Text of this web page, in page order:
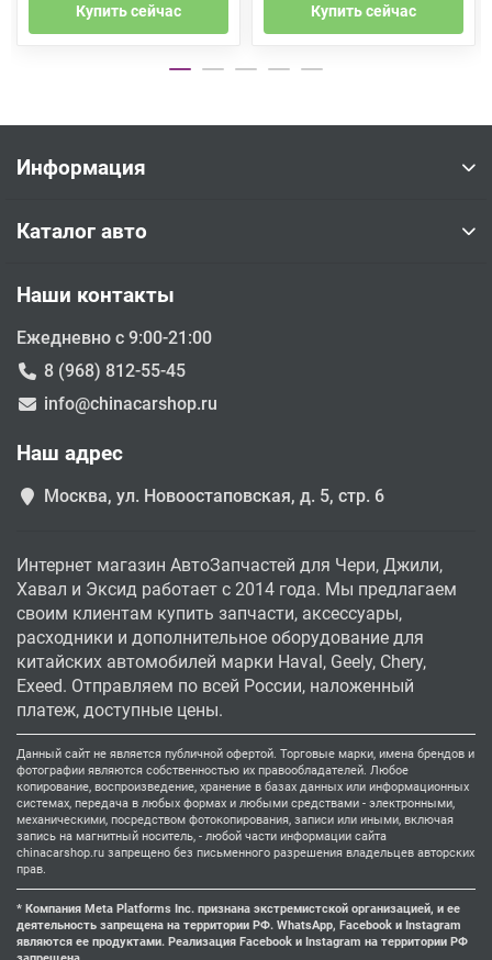
Купить сейчас Купить сейчас
Информация
Каталог авто
Наши контакты
Ежедневно с 9:00-21:00
8 (968) 812-55-45
info@chinacarshop.ru
Наш адрес
Москва, ул. Новоостаповская, д. 5, стр. 6
Интернет магазин АвтоЗапчастей для Чери, Джили,
Хавал и Эксид работает с 2014 года. Мы предлагаем
своим клиентам купить запчасти, аксессуары,
расходники и дополнительное оборудование для
китайских автомобилей марки Haval, Geely, Chery,
Exeed. Отправляем по всей России, наложенный
платеж, доступные цены.
Данный сайт не является публичной офертой. Торговые марки, имена брендов и
фотографии являются собственностью их правообладателей. Любое
копирование, воспроизведение, хранение в базах данных или информационных
системах, передача в любых формах и любыми средствами - электронными,
механическими, посредством фотокопирования, записи или иными, включая
запись на магнитный носитель, - любой части информации сайта
chinacarshop.ru запрещено без письменного разрешения владельцев авторских
прав.
* Компания Meta Platforms Inc. признана экстремистской организацией, и ее
деятельность запрещена на территории РФ. WhatsApp, Facebook и Instagram
являются ее продуктами. Реализация Facebook и Instagram на территории РФ